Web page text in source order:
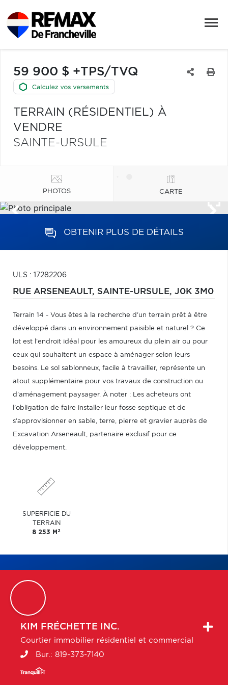
59 900 $ +TPS/TVQ
TERRAIN (RÉSIDENTIEL) À
VENDRE
SAINTE-URSULE
PHOTOS CARTE
OBTENIR PLUS DE DÉTAILS
ULS : 17282206
RUE ARSENEAULT, SAINTE-URSULE, J0K 3M0
Terrain 14 - Vous êtes à la recherche d'un terrain prêt à être
développé dans un environnement paisible et naturel ? Ce
lot est l'endroit idéal pour les amoureux du plein air ou pour
ceux qui souhaitent un espace à aménager selon leurs
besoins. Le sol sablonneux, facile à travailler, représente un
atout supplémentaire pour vos travaux de construction ou
d'aménagement paysager. À noter : Les acheteurs ont
l'obligation de faire installer leur fosse septique et de
s'approvisionner en sable, terre, pierre et gravier auprès de
Excavation Arseneault, partenaire exclusif pour ce
développement.
SUPERFICIE DU
TERRAIN
8 253 M 2
KIM FRÉCHETTE INC.
Courtier immobilier résidentiel et commercial
Bur.: 819-373-7140